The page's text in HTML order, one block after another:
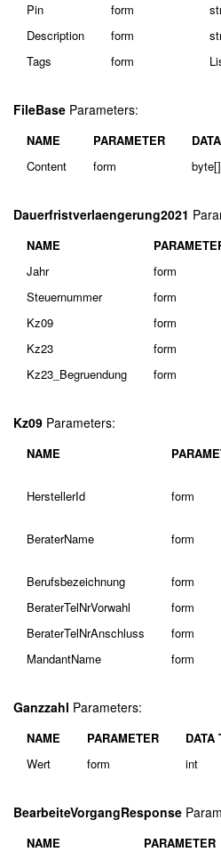
Pin
form
Description
form
Tags
form
FileBase Parameters:
NAME PARAMETER
Content
form byte[]
Dauerfristverlaengerung2021
NAME
Jahr
form
Steuernummer
form
Kz09
form
Kz23
form
Kz23_Begruendung
form
Kz09 Parameters:
NAME
HerstellerId form
BeraterName
form
Berufsbezeichnung
form
BeraterTelNrVorwahl
form
BeraterTelNrAnschluss
form
MandantName
form
Ganzzahl Parameters:
NAME PARAMETER DATA
Wert
form int
BearbeiteVorgangResponse
NAME PARAMETER